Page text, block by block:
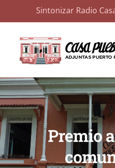
Sintonizar Radio
content
Premio